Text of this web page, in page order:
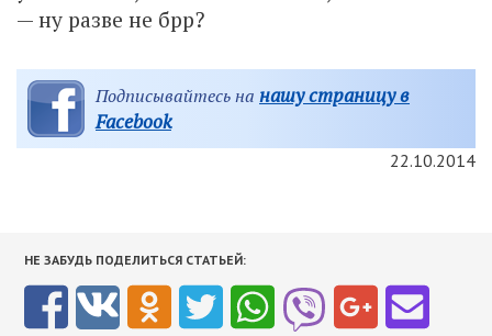
— ну разве не брр?
Подписывайтесь на нашу страницу в
Facebook
22.10.2014
НЕ ЗАБУДЬ ПОДЕЛИТЬСЯ СТАТЬЕЙ: